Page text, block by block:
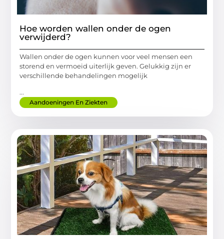
Hoe worden wallen onder de ogen
verwijderd?
Wallen onder de ogen kunnen voor veel mensen een
storend en vermoeid uiterlijk geven. Gelukkig zijn er
verschillende behandelingen mogelijk
...
Aandoeningen En Ziekten